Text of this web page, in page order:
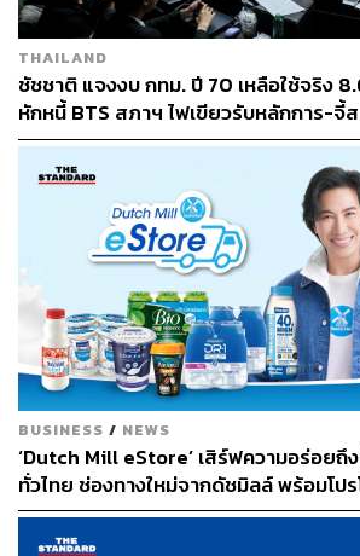
THAILAND
ชัชชาติ แจงงบ กทม. ปี 70 เหลือใช้จริง
หักหนี้ BTS สภาฯ ไฟเขียวรับหลักการ-จี้
กต์ล่าช้า
BUSINESS / NEWS
‘Dutch Mill eStore’ เสิร์ฟความอร่อยถึ
ทั่วไทย ช่องทางใหม่จากดัชมิลล์ พร้อมโป
ประเทศ ส่งไว สั่งก่อนเที่ยง ได้ของวันถัด
เย็นตรงจากโรงงาน [ADVERTORIAL]